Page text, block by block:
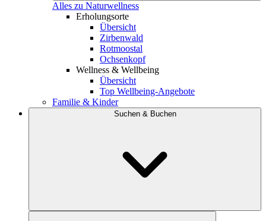
Alles zu Naturwellness
Erholungsorte
Übersicht
Zirbenwald
Rotmoostal
Ochsenkopf
Wellness & Wellbeing
Übersicht
Top Wellbeing-Angebote
Familie & Kinder
Suchen & Buchen